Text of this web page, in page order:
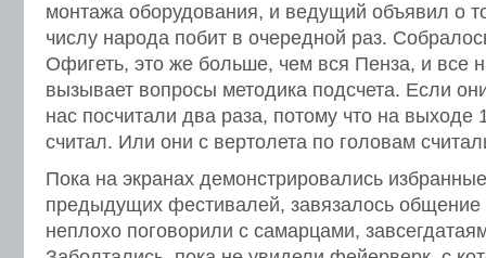
монтажа оборудования, и ведущий объявил о
числу народа побит в очередной раз.
Офигеть, это же больше, чем вся Пенза, и все
вызывает вопросы методика подсчета. Если
нас посчитали два раза, потому что на выходе
считал. Или они с вертолета по головам
Пока на экранах демонстрировались
предыдущих фестивалей, завязалось
неплохо поговорили с самарцами,